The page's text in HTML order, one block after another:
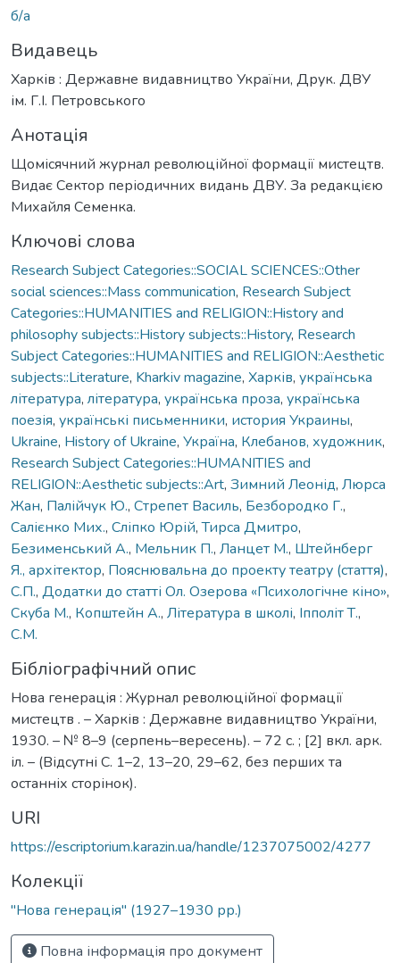
б/а
Видавець
Харків : Державне видавництво України, Друк. ДВУ
ім. Г.І. Петровського
Анотація
Щомісячний журнал революційної формації мистецтв.
Видає Сектор періодичних видань ДВУ. За редакцією
Михайля Семенка.
Ключові слова
Research Subject Categories::SOCIAL SCIENCES::Other
social sciences::Mass communication, Research Subject
Categories::HUMANITIES and RELIGION::History and
philosophy subjects::History subjects::History, Research
Subject Categories::HUMANITIES and RELIGION::Aesthetic
subjects::Literature, Kharkiv magazine, Харків, українська
література, література, українська проза, українська
поезія, українські письменники, история Украины,
Ukraine, History of Ukraine, Україна, Клебанов, художник,
Research Subject Categories::HUMANITIES and
RELIGION::Aesthetic subjects::Art, Зимний Леонід, Люрса
Жан, Палійчук Ю., Стрепет Василь, Безбородко Г.,
Салієнко Мих., Сліпко Юрій,Тирса Дмитро,
Безименський А., Мельник П., Ланцет М., Штейнберг
Я., архітектор, Пояснювальна до проекту театру (стаття),
С.П., Додатки до статті Ол. Озерова «Психологічне кіно»,
Скуба М., Копштейн А., Література в школі, Іпполіт Т.,
С.М.
Бібліографічний опис
Нова генерація : Журнал революційної формації
мистецтв . – Харків : Державне видавництво України,
1930. – № 8–9 (серпень–вересень). – 72 с. ; [2] вкл. арк.
іл. – (Відсутні С. 1–2, 13–20, 29–62, без перших та
останніх сторінок).
URI
https://escriptorium.karazin.ua/handle/1237075002/4277
Колекції
"Нова генерація" (1927–1930 рр.)
Повна інформація про документ